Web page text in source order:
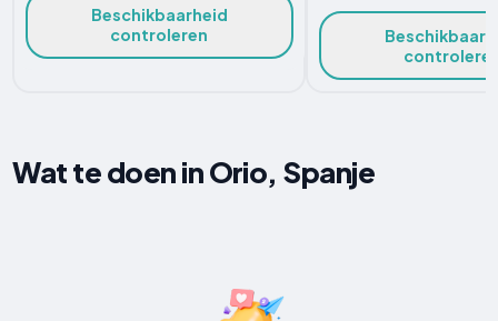
Beschikbaarheid
controleren
Wat te doen in Orio, Spanje